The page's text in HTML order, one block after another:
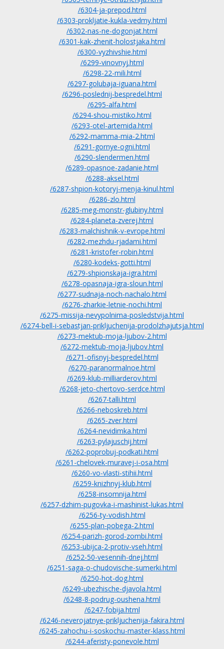
/6304-ja-prepod.html
/6303-prokljatie-kukla-vedmy.html
/6302-nas-ne-dogonjat.html
/6301-kak-zhenit-holostjaka.html
/6300-vyzhivshie.html
/6299-vinovnyj.html
/6298-22-mili.html
/6297-golubaja-iguana.html
/6296-poslednij-bespredel.html
/6295-alfa.html
/6294-shou-mistiko.html
/6293-otel-artemida.html
/6292-mamma-mia-2.html
/6291-gornye-ogni.html
/6290-slendermen.html
/6289-opasnoe-zadanie.html
/6288-aksel.html
/6287-shpion-kotoryj-menja-kinul.html
/6286-zlo.html
/6285-meg-monstr-glubiny.html
/6284-planeta-zverej.html
/6283-malchishnik-v-evrope.html
/6282-mezhdu-rjadami.html
/6281-kristofer-robin.html
/6280-kodeks-gotti.html
/6279-shpionskaja-igra.html
/6278-opasnaja-igra-sloun.html
/6277-sudnaja-noch-nachalo.html
/6276-zharkie-letnie-nochi.html
/6275-missija-nevypolnima-posledstvija.html
/6274-bell-i-sebastjan-prikljuchenija-prodolzhajutsja.html
/6273-mektub-moja-ljubov-2.html
/6272-mektub-moja-ljubov.html
/6271-ofisnyj-bespredel.html
/6270-paranormalnoe.html
/6269-klub-milliarderov.html
/6268-jeto-chertovo-serdce.html
/6267-talli.html
/6266-neboskreb.html
/6265-zver.html
/6264-nevidimka.html
/6263-pylajuschij.html
/6262-poprobuj-podkati.html
/6261-chelovek-muravej-i-osa.html
/6260-vo-vlasti-stihii.html
/6259-knizhnyj-klub.html
/6258-insomnija.html
/6257-dzhim-pugovka-i-mashinist-lukas.html
/6256-ty-vodish.html
/6255-plan-pobega-2.html
/6254-parizh-gorod-zombi.html
/6253-ubijca-2-protiv-vseh.html
/6252-50-vesennih-dnej.html
/6251-saga-o-chudovische-sumerki.html
/6250-hot-dog.html
/6249-ubezhische-djavola.html
/6248-8-podrug-oushena.html
/6247-fobija.html
/6246-neverojatnye-prikljuchenija-fakira.html
/6245-zahochu-i-soskochu-master-klass.html
/6244-aferisty-ponevole.html